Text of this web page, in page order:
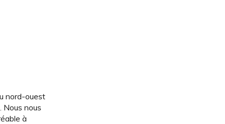
nord-ouest
Nous nous
à